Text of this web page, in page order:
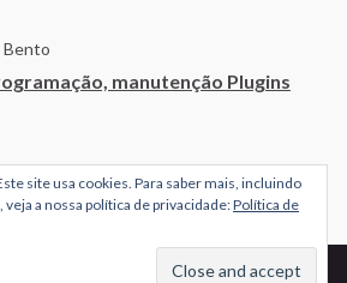
Bento
manutenção Plugins
site usa cookies. Para saber mais, incluindo
a nossa política de privacidade:Política de